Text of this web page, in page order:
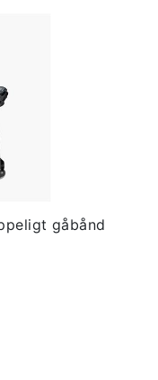
gåbånd